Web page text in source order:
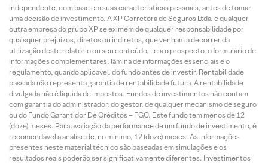
independente, com base em suas características pessoais, antes de tomar
uma decisão de investimento. A XP Corretora de Seguros Ltda. e qualquer
outra empresa do grupo XP se eximem de qualquer responsabilidade por
quaisquer prejuízos, diretos ou indiretos, que venham a decorrer da
utilização deste relatório ou seu conteúdo. Leia o prospecto, o formulário de
informações complementares, lâmina de informações essenciais e o
regulamento, quando aplicável, do fundo antes de investir. Rentabilidade
passada não representa garantia de rentabilidade futura. A rentabilidade
divulgada não é líquida de impostos. Fundos de investimentos não contam
com garantia do administrador, do gestor, de qualquer mecanismo de seguro
ou do Fundo Garantidor De Créditos – FGC. Este fundo tem menos de 12
(doze) meses. Para avaliação da performance de um fundo de investimento, é
recomendável a análise de, no mínimo, 12 (doze) meses. As informações
presentes neste material técnico são baseadas em simulações e os
resultados reais poderão ser significativamente diferentes. Investimentos